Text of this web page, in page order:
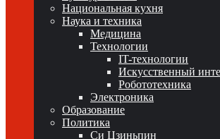
Национальная кухня
Наука и техника
Медицина
Технологии
IT-технологии
Искусственный
Робототехника
Электроника
Образование
Политика
Си Цзиньпин